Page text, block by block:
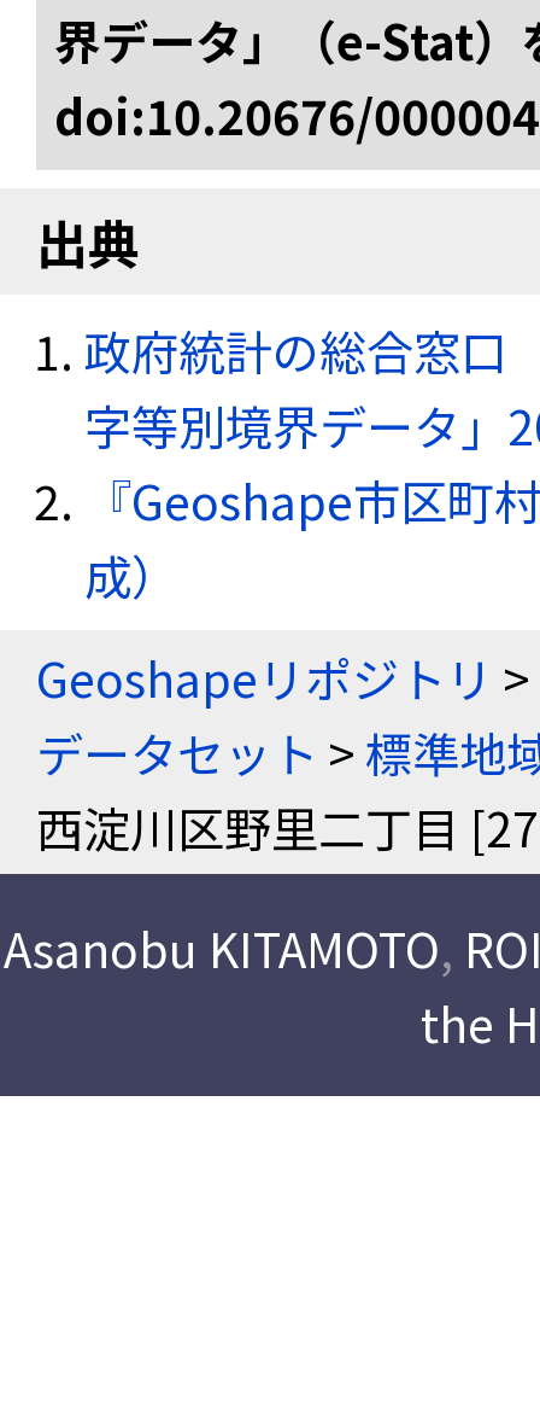
界データ」（e-Stat）
doi:10.20676/
出典
政府統計の総合窓口
字等別境界データ」
『Geoshape市区町
成）
Geoshapeリポジトリ >
データセット >標準地
西淀川区野里二丁目
Asanobu KITAMOTO,
the